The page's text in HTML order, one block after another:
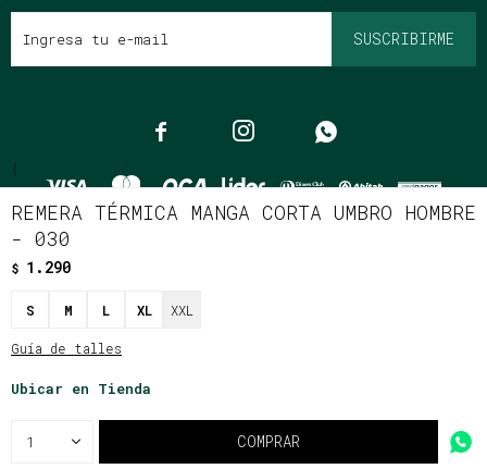
REMERA TÉRMICA MANGA CORTA UMBRO HOMBRE
- 030
$ 1.290
S M L XL XXL
Guía de talles
Ubicar en Tienda
1 COMPRAR
SUSCRIBIRME
  
{
Fenicio